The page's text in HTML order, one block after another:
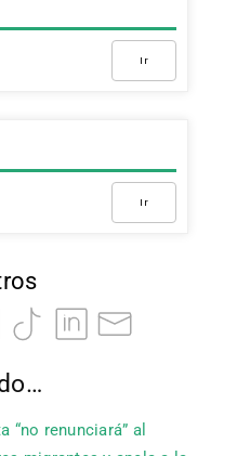
Ir
Ir
“no renunciará” al